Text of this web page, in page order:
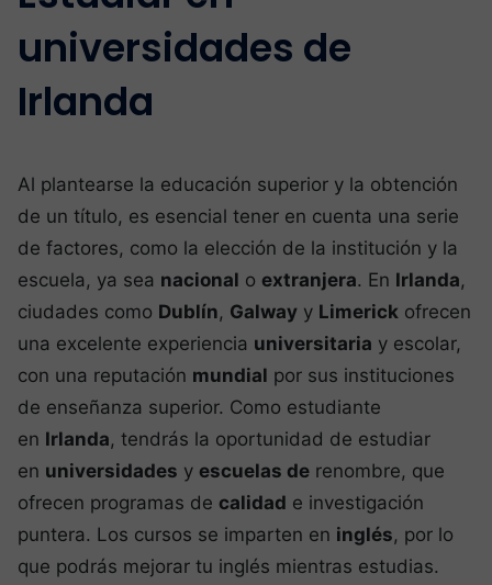
universidades de
Irlanda
Al plantearse la educación superior y la obtención
de un título, es esencial tener en cuenta una serie
de factores, como la elección de la institución y la
escuela, ya sea nacional o extranjera. En Irlanda,
ciudades como Dublín, Galway y Limerick ofrecen
una excelente experiencia universitaria y escolar,
con una reputación mundial por sus instituciones
de enseñanza superior. Como estudiante
en Irlanda, tendrás la oportunidad de estudiar
en universidades y escuelas de renombre, que
ofrecen programas de calidad e investigación
puntera. Los cursos se imparten en inglés, por lo
que podrás mejorar tu inglés mientras estudias.